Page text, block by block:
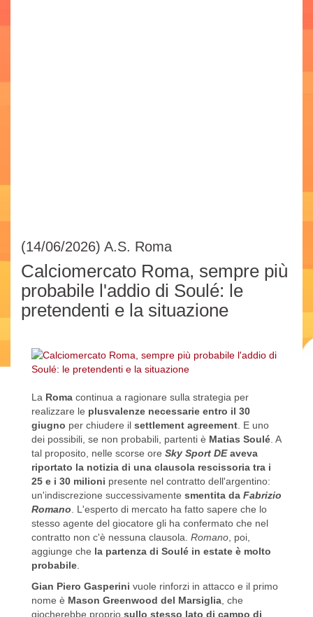
(14/06/2026) A.S. Roma
Calciomercato Roma, sempre più
probabile l'addio di Soulé: le
pretendenti e la situazione
La Roma continua a ragionare sulla strategia per
realizzare le plusvalenze necessarie entro il 30
giugno per chiudere il settlement agreement. E uno
dei possibili, se non probabili, partenti è Matias Soulé. A
tal proposito, nelle scorse ore Sky Sport DEaveva
riportato la notizia di una clausola rescissoria tra i
25 e i 30 milioni presente nel contratto dell'argentino:
un'indiscrezione successivamente smentita da Fabrizio
Romano. L'esperto di mercato ha fatto sapere che lo
stesso agente del giocatore gli ha confermato che nel
contratto non c'è nessuna clausola. Romano, poi,
aggiunge che la partenza di Soulé in estate è molto
probabile.
Gian Piero Gasperini vuole rinforzi in attacco e il primo
nome è Mason Greenwood del Marsiglia, che
giocherebbe proprio sullo stesso lato di campo di